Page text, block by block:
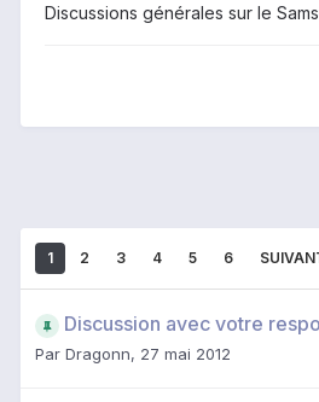
Discussions générales sur le
1 2 3 4 5 6
Discussion avec votre
Par Dragonn, 27 mai 2012